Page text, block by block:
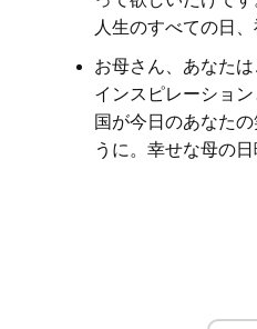
人生のすべての日、
お母さん、あなた
インスピレーショ
国が今日のあなた
うに。幸せな母の日